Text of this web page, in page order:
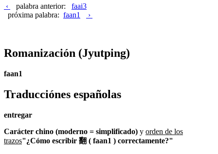
‹ palabra anterior: faai3
próxima palabra: faan1 ›
Romanización (Jyutping)
faan1
Traducciónes españolas
entregar
Carácter chino (moderno = simplificado) y orden de los
trazos"¿Cómo escribir 翻 ( faan1 ) correctamente?"